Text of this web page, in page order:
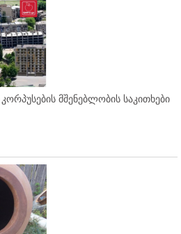
მშენებლობის საკითხები